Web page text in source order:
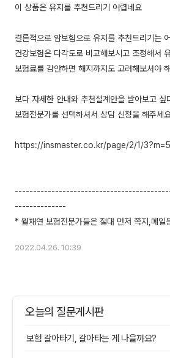
이 상품은 유지를 추천드리기 어렵네요
결론적으로 암보험으로 유지를 추천드리기는
건강보험은 다각도로 비교해보시고 조정해서
보험료를 감안하면 해지까지도 고려해보셔야
보다 자세한 안내와 추천설계안을 받아보고
보험전문가를 선택하셔서 상담 신청을 해주세
https://insmaster.co.kr/page/2/1/3?m=5
--------------
2022.04.26. 10:39
오늘의 질문게시판
보험 갈아타기, 갈아타는 게 나을까요?